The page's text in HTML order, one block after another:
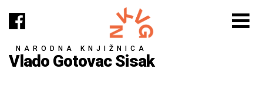
NARODNA KNJIŽNICA
Vlado Gotovac Sisak